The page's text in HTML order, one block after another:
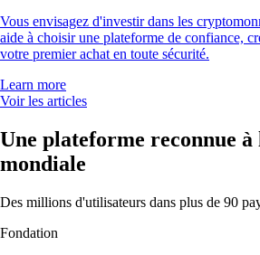
Vous envisagez d'investir dans les
aide à choisir une plateforme de confiance,
votre premier achat en toute sécurité.
Learn more
Voir les articles
Une plateforme reconnue à
mondiale
Des millions d'utilisateurs dans plus de 90
Fondation